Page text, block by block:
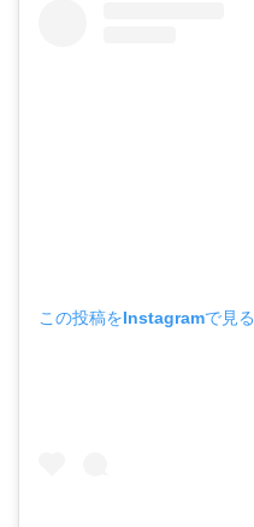
この投稿をInstagramで見る